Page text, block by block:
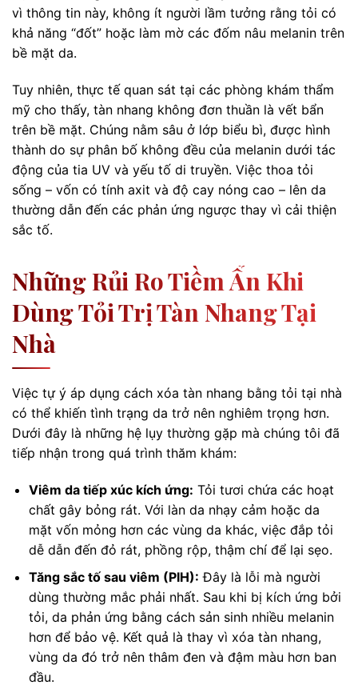
vì thông tin này, không ít người lầm tưởng rằng tỏi có
khả năng “đốt” hoặc làm mờ các đốm nâu melanin trên
bề mặt da.
Tuy nhiên, thực tế quan sát tại các phòng khám thẩm
mỹ cho thấy, tàn nhang không đơn thuần là vết bẩn
trên bề mặt. Chúng nằm sâu ở lớp biểu bì, được hình
thành do sự phân bố không đều của melanin dưới tác
động của tia UV và yếu tố di truyền. Việc thoa tỏi
sống – vốn có tính axit và độ cay nóng cao – lên da
thường dẫn đến các phản ứng ngược thay vì cải thiện
sắc tố.
Những Rủi Ro Tiềm Ẩn Khi
Dùng Tỏi Trị Tàn Nhang Tại
Nhà
Việc tự ý áp dụng cách xóa tàn nhang bằng tỏi tại nhà
có thể khiến tình trạng da trở nên nghiêm trọng hơn.
Dưới đây là những hệ lụy thường gặp mà chúng tôi đã
tiếp nhận trong quá trình thăm khám:
Viêm da tiếp xúc kích ứng: Tỏi tươi chứa các hoạt
chất gây bỏng rát. Với làn da nhạy cảm hoặc da
mặt vốn mỏng hơn các vùng da khác, việc đắp tỏi
dễ dẫn đến đỏ rát, phồng rộp, thậm chí để lại sẹo.
Tăng sắc tố sau viêm (PIH): Đây là lỗi mà người
dùng thường mắc phải nhất. Sau khi bị kích ứng bởi
tỏi, da phản ứng bằng cách sản sinh nhiều melanin
hơn để bảo vệ. Kết quả là thay vì xóa tàn nhang,
vùng da đó trở nên thâm đen và đậm màu hơn ban
đầu.